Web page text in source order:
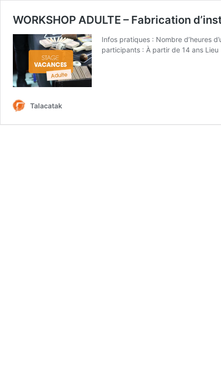
WORKSHOP ADULTE – Fabrication
Infos pratiques : Nombre d’heures
participants : À partir de 14 ans
Talacatak